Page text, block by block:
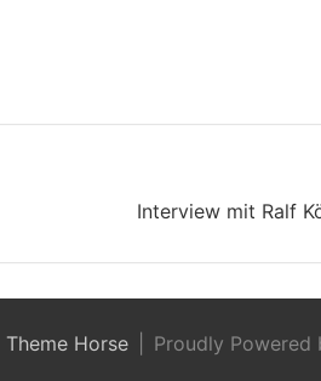
Interview mit Ralf
Theme Horse Proudly Powered